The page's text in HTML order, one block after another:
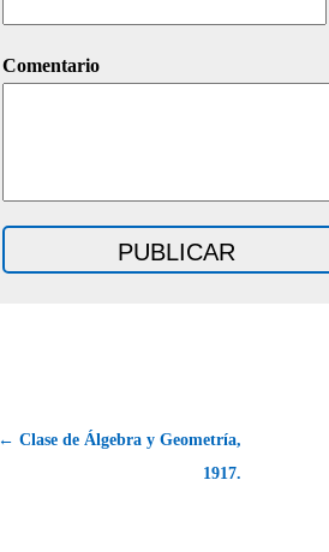
Comentario
← Clase de Álgebra y Geometría,
1917.